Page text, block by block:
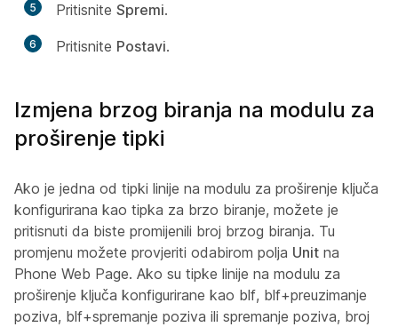
5 Pritisnite Spremi.
6 Pritisnite Postavi.
Izmjena brzog biranja na modulu za
proširenje tipki
Ako je jedna od tipki linije na modulu za proširenje ključa
konfigurirana kao tipka za brzo biranje, možete je
pritisnuti da biste promijenili broj brzog biranja. Tu
promjenu možete provjeriti odabirom polja Unit na
Phone Web Page. Ako su tipke linije na modulu za
proširenje ključa konfigurirane kao blf, blf+preuzimanje
poziva, blf+spremanje poziva ili spremanje poziva, broj